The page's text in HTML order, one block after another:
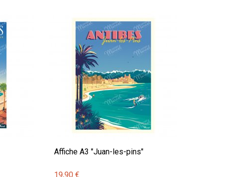
Affiche A3 "Juan-les-pins"
19,90 €